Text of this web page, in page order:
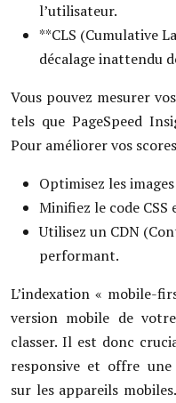
l’utilisateur.
**CLS (Cumulative
décalage inattendu
Vous pouvez mesurer
tels que PageSpeed
Pour améliorer vos
Optimisez les
Minifiez le code CSS
Utilisez un CDN
performant.
L’indexation « mobile-
version mobile de
classer. Il est donc
responsive et offre
sur les appareils